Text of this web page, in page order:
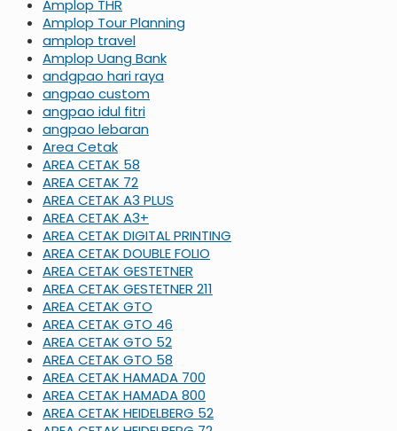
Amplop THR
Amplop Tour Planning
amplop travel
Amplop Uang Bank
andgpao hari raya
angpao custom
angpao idul fitri
angpao lebaran
Area Cetak
AREA CETAK 58
AREA CETAK 72
AREA CETAK A3 PLUS
AREA CETAK A3+
AREA CETAK DIGITAL PRINTING
AREA CETAK DOUBLE FOLIO
AREA CETAK GESTETNER
AREA CETAK GESTETNER 211
AREA CETAK GTO
AREA CETAK GTO 46
AREA CETAK GTO 52
AREA CETAK GTO 58
AREA CETAK HAMADA 700
AREA CETAK HAMADA 800
AREA CETAK HEIDELBERG 52